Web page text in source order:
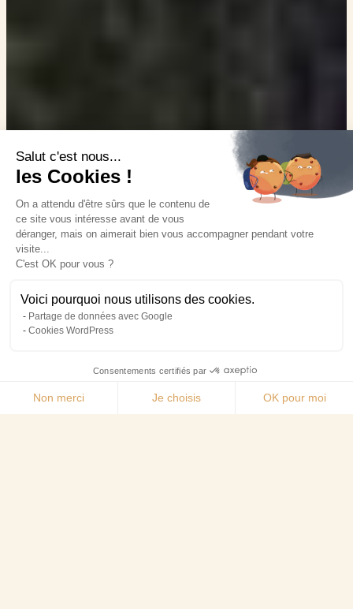
Salut c'est nous...
les Cookies !
On a attendu d'être sûrs que le contenu de
ce site vous intéresse avant de vous
déranger, mais on aimerait bien vous accompagner pendant votre
visite...
C'est OK pour vous ?
Voici pourquoi nous utilisons des cookies.
Partage de données avec Google
Cookies WordPress
Consentements certifiés par
Non merci Je choisis OK pour moi